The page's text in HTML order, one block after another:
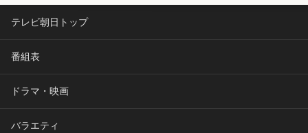
テレビ朝日トップ
番組表
ドラマ・映画
バラエティ